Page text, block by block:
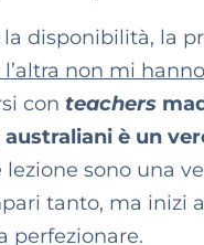
disponibilità, la
non mi
con teachers
è un
sono una
tanto, ma inizi
perfezionare.